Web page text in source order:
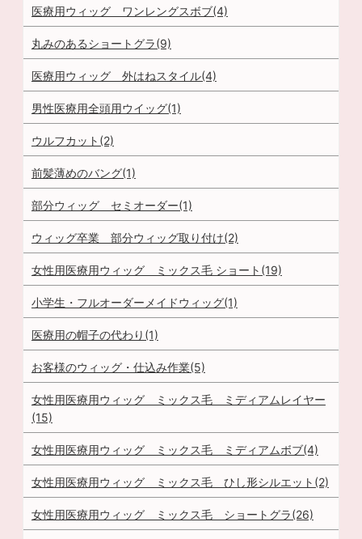
医療用ウィッグ ワンレングスボブ(4)
丸みのあるショートグラ(9)
医療用ウィッグ 外はねスタイル(4)
男性医療用全頭用ウイッグ(1)
ウルフカット(2)
前髪薄めのバング(1)
部分ウィッグ セミオーダー(1)
ウィッグ卒業 部分ウィッグ取り付け(2)
女性用医療用ウィッグ ミックス毛 ショート(19)
小学生・フルオーダーメイドウィッグ(1)
医療用の帽子の代わり(1)
お客様のウィッグ・仕込み作業(5)
女性用医療用ウィッグ ミックス毛 ミディアムレイヤー
(15)
女性用医療用ウィッグ ミックス毛 ミディアムボブ(4)
女性用医療用ウィッグ ミックス毛 ひし形シルエット(2)
女性用医療用ウィッグ ミックス毛 ショートグラ(26)